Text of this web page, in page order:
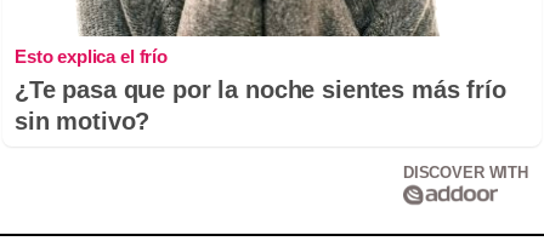
Esto explica el frío
¿Te pasa que por la noche sientes más frío
sin motivo?
DISCOVER WITH